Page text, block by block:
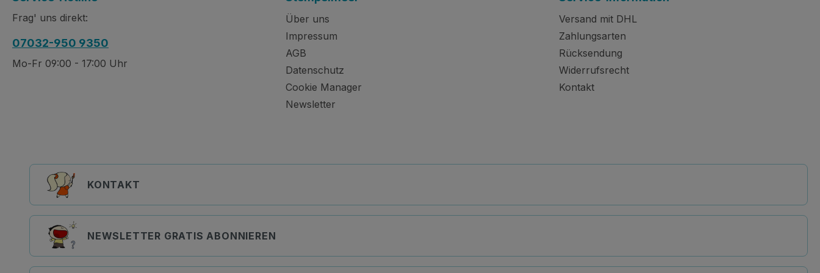
Frag' uns direkt:
07032-950 9350
Mo-Fr 09:00 - 17:00 Uhr
Über uns
Impressum
AGB
Datenschutz
Cookie Manager
Newsletter
Versand mit DHL
Zahlungsarten
Rücksendung
Widerrufsrecht
Kontakt
KONTAKT
NEWSLETTER GRATIS ABONNIEREN